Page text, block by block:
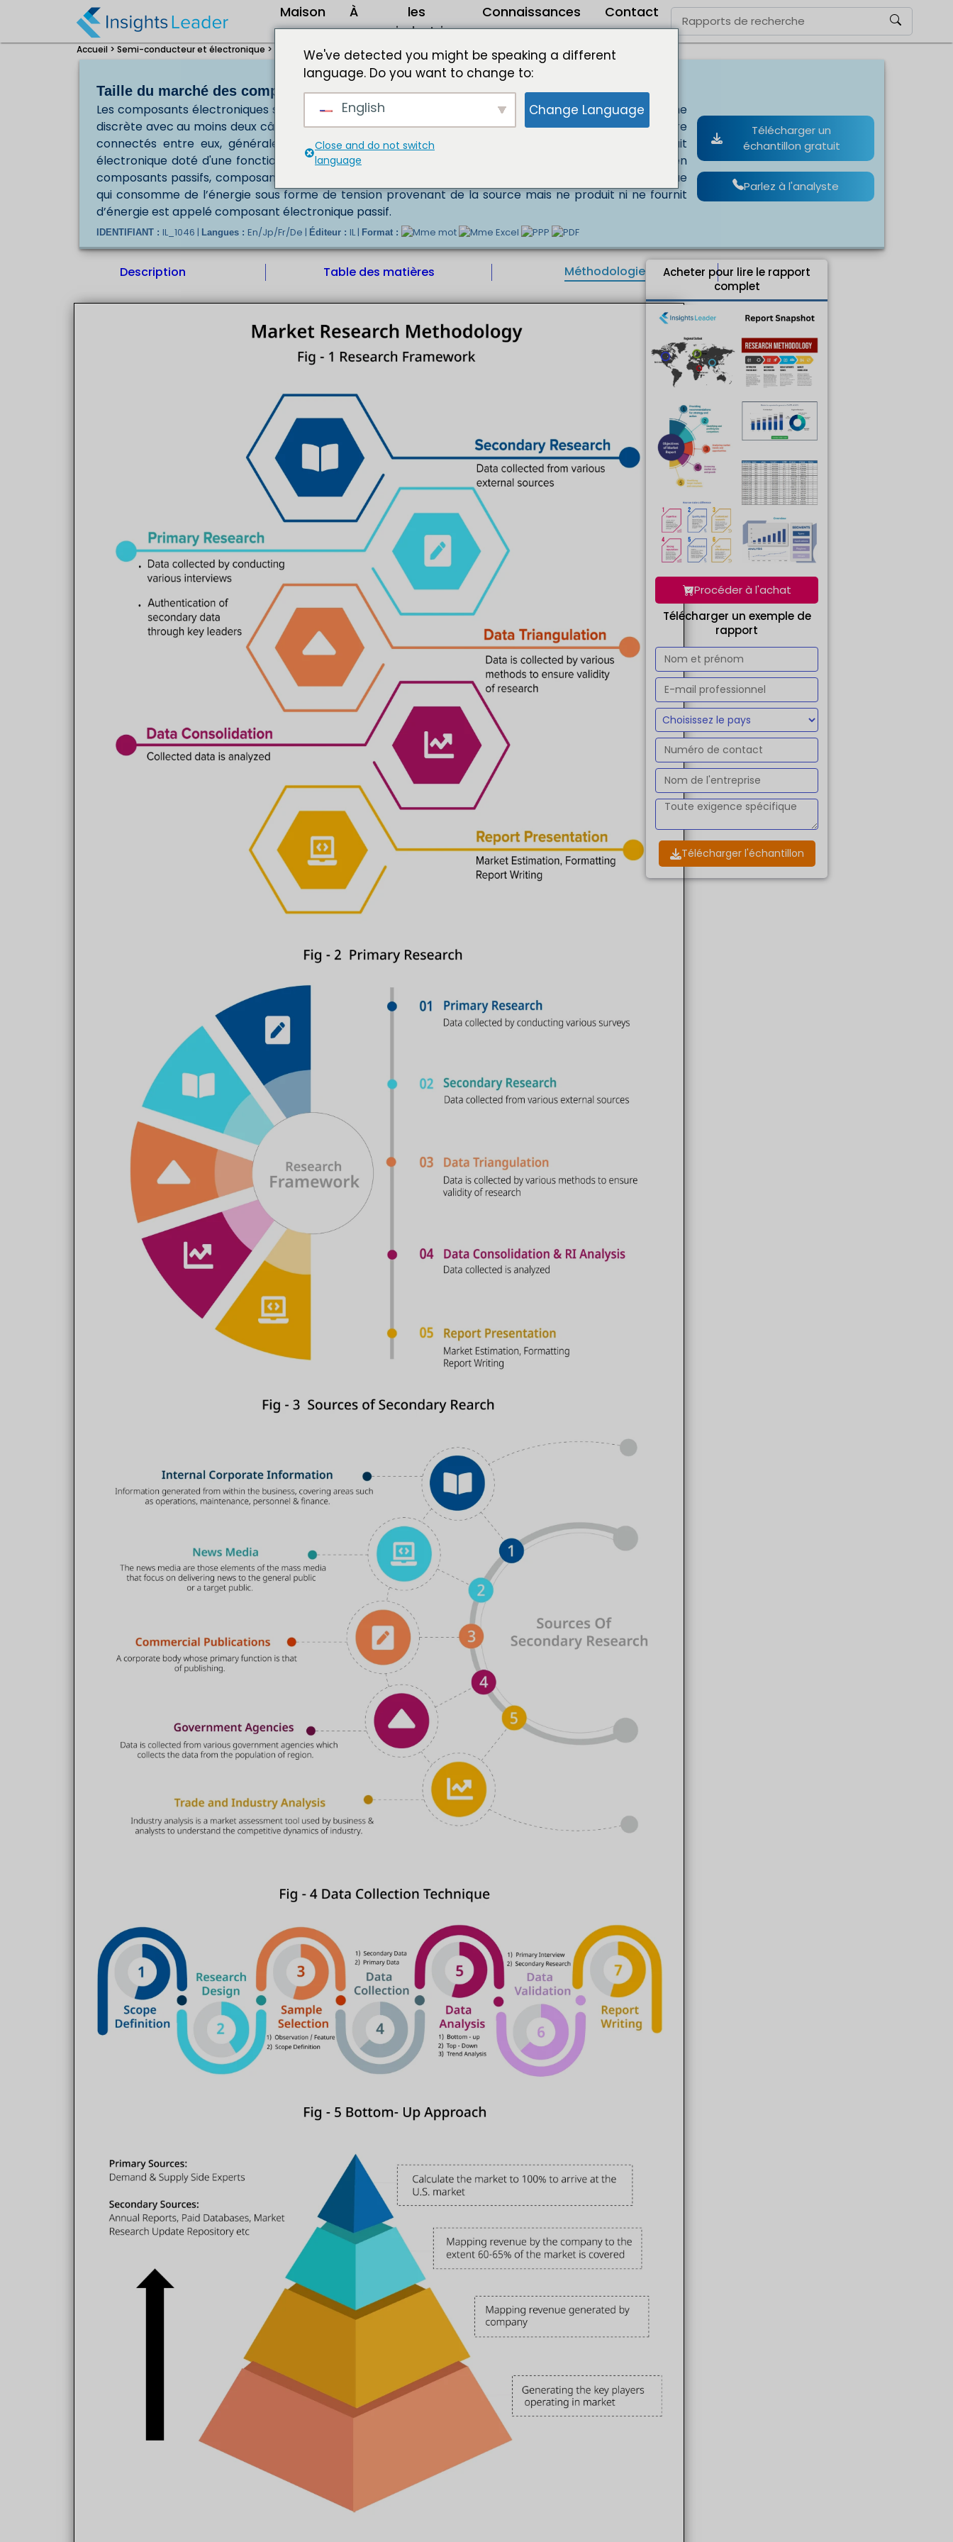
Maison
À
propos
les
industries
Connaissances Contact
Accueil > Semi-conducteur et électronique > Taille du marché des composants électroniques 2023 à 2032
Taille du marché des composants électroniques 2023 à 2032
Les composants électroniques sont des appareils électroniques généralement emballés sous une forme
discrète avec au moins deux câbles de connexion ou plots métalliques. Les appareils sont destinés à être
connectés entre eux, généralement par soudure à un circuit imprimé (PCB), pour créer un circuit
électronique doté d'une fonction particulière. Les composants électroniques sont largement classés en
composants passifs, composants actifs et composants électromécaniques. Le composant électronique
qui consomme de l’énergie sous forme de tension provenant de la source mais ne produit ni ne fournit
d’énergie est appelé composant électronique passif.
IDENTIFIANT : IL_1046 | Langues : En/Jp/Fr/De | Éditeur : IL | Format :
Télécharger un
échantillon gratuit
Parlez à l'analyste
Description Table des matières Méthodologie
Acheter pour lire le rapport
complet
Procéder à l'achat
Télécharger un exemple de
rapport
Télécharger l'échantillon
We've detected you might be speaking a different
language. Do you want to change to:
English Change Language
Close and do not switch
language